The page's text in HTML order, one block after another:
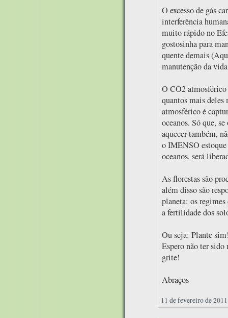
O excesso de gás
interferência
muito rápido no
gostosinha para
quente demais
manutenção da
O CO2 atmosférico
quantos mais
atmosférico é
oceanos. Só que,
aquecer também,
o IMENSO estoque
oceanos, será
As florestas são
além disso são
planeta: os regimes
a fertilidade dos
Ou seja: Plante
Espero não ter
grite!
Abraços
11 de fevereiro de